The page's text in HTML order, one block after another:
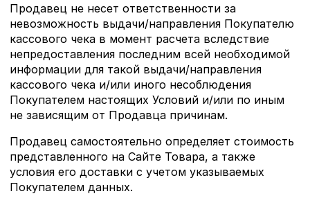
Продавец не несет ответственности за
невозможность выдачи/направления Покупателю
кассового чека в момент расчета вследствие
непредоставления последним всей необходимой
информации для такой выдачи/направления
кассового чека и/или иного несоблюдения
Покупателем настоящих Условий и/или по иным
не зависящим от Продавца причинам.
Продавец самостоятельно определяет стоимость
представленного на Сайте Товара, а также
условия его доставки с учетом указываемых
Покупателем данных.